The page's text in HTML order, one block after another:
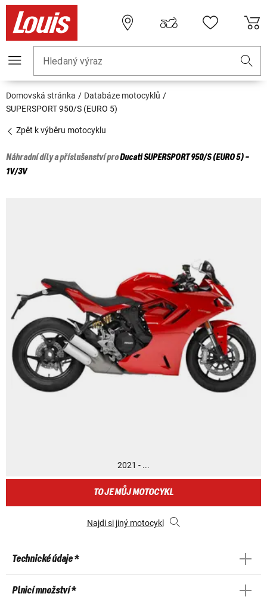
Hledaný výraz
Domovská stránka
Databáze motocyklů
SUPERSPORT 950/S (EURO 5)
Zpět k výběru motocyklu
Náhradní díly a příslušenství proDucatiSUPERSPORT 950/S (EURO 5) -
1V/3V
2021 - ...
TO JE MŮJ MOTOCYKL
Najdi si jiný motocykl
Technické údaje *
Plnicí množství *